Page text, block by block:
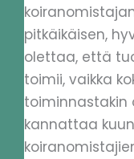
pitkäikäisen,
olettaa, että
toimii, vaikka
toiminnastakin
kannattaa